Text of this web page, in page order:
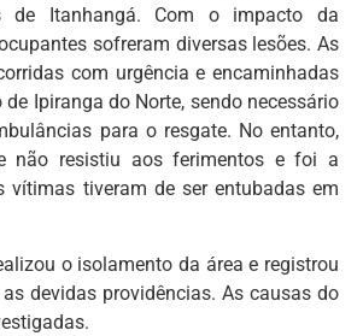
de Itanhangá. Com o impacto da
sofreram diversas lesões. As
com urgência e encaminhadas
Ipiranga do Norte, sendo necessário
para o resgate. No entanto,
não resistiu aos ferimentos e foi a
vítimas tiveram de ser entubadas em
o isolamento da área e registrou
devidas providências. As causas do